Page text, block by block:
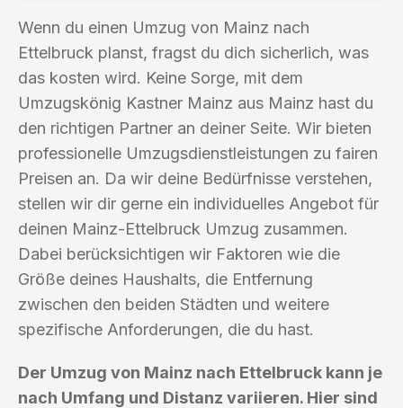
Wenn du einen Umzug von Mainz nach
Ettelbruck planst, fragst du dich sicherlich, was
das kosten wird. Keine Sorge, mit dem
Umzugskönig Kastner Mainz aus Mainz hast du
den richtigen Partner an deiner Seite. Wir bieten
professionelle Umzugsdienstleistungen zu fairen
Preisen an. Da wir deine Bedürfnisse verstehen,
stellen wir dir gerne ein individuelles Angebot für
deinen Mainz-Ettelbruck Umzug zusammen.
Dabei berücksichtigen wir Faktoren wie die
Größe deines Haushalts, die Entfernung
zwischen den beiden Städten und weitere
spezifische Anforderungen, die du hast.
Der Umzug von Mainz nach Ettelbruck kann je
nach Umfang und Distanz variieren. Hier sind